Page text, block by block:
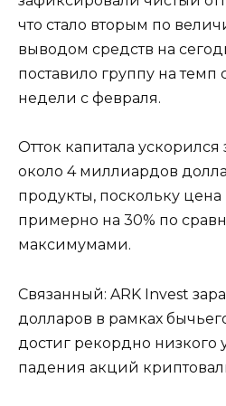
что стало вторым по
выводом средств на
поставило группу на темп
недели с февраля.
Отток капитала
около 4 миллиардов
продукты, поскольку
примерно на 30% по
максимумами.
Связанный: ARK Invest
долларов в рамках
достиг рекордно низкого
падения акций